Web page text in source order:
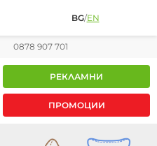
BG/EN
0878 907 701
РЕКЛАМНИ
ПРОМОЦИИ